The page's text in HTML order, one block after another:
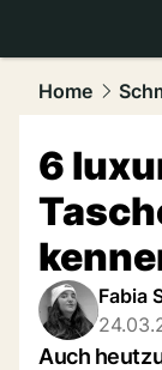
luxury.
Home
6
Fabia
Auch